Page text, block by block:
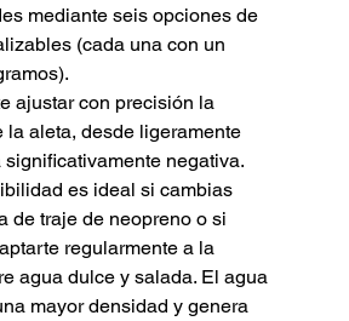
mediante seis opciones de
(cada una con un
ajustar con precisión la
la aleta, desde ligeramente
significativamente negativa.
es ideal si cambias
de traje de neopreno o si
regularmente a la
agua dulce y salada. El agua
mayor densidad y genera